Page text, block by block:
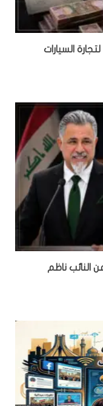
السيارات
النائب ناظم